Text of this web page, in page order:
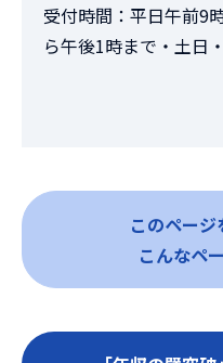
受付時間：平日午前9
ら午後1時まで・土日
このページ
こんなペ